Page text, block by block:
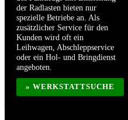
der Radlasten bieten nur
spezielle Betriebe an. Als
zusätzlicher Service für den
Kunden wird oft ein
Leihwagen, Abschleppservice
oder ein Hol- und Bringdienst
angeboten.
» WERKSTATTSUCHE